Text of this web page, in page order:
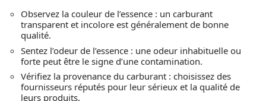
Observez la couleur de l’essence : un carburant
transparent et incolore est généralement de bonne
qualité.
Sentez l’odeur de l’essence : une odeur inhabituelle ou
forte peut être le signe d’une contamination.
Vérifiez la provenance du carburant : choisissez des
fournisseurs réputés pour leur sérieux et la qualité de
leurs produits.